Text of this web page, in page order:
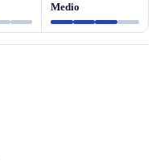
Medio